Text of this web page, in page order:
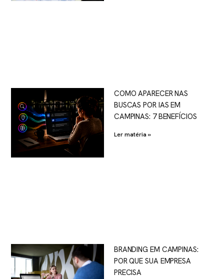
COMO APARECER NAS
BUSCAS POR IAS EM
CAMPINAS: 7 BENEFÍCIOS
Ler matéria »
BRANDING EM CAMPINAS:
POR QUE SUA EMPRESA
PRECISA